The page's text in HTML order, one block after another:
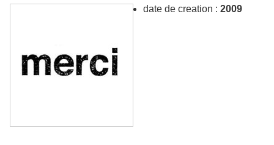
date de creation : 2009